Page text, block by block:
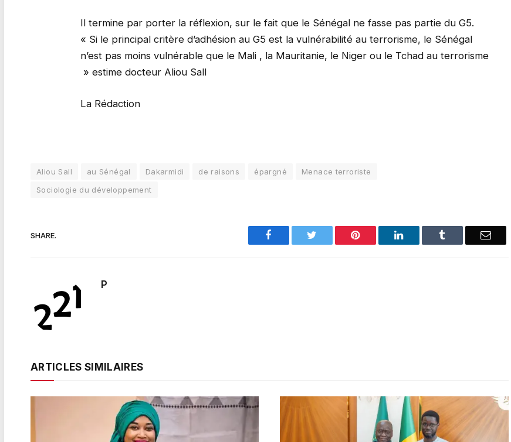
Il termine par porter la réflexion, sur le fait que le Sénégal ne fasse pas partie du G5.
« Si le principal critère d’adhésion au G5 est la vulnérabilité au terrorisme, le Sénégal
n’est pas moins vulnérable que le Mali , la Mauritanie, le Niger ou le Tchad au terrorisme
» estime docteur Aliou Sall
La Rédaction
Aliou Sall au Sénégal Dakarmidi de raisons épargné
Menace terroriste
Sociologie du développement
SHARE. Facebook Pinterest LinkedIn Email
P
ARTICLES SIMILAIRES